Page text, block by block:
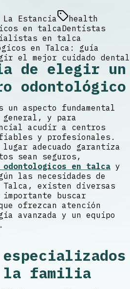
Estancia
health
en talcaDentistas
en talca
de elegir un
odontológico
aspecto fundamental
y para
acudir a centros
y profesionales.
adecuado garantiza
sean seguros,
odontologicos en talca y
las necesidades de
Talca, existen diversas
buscar
ofrezcan atención
avanzada y un equipo
la familia